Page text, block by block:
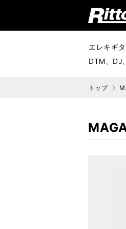
リットーミュージック
エレキギ
DTM、DJ
トップ